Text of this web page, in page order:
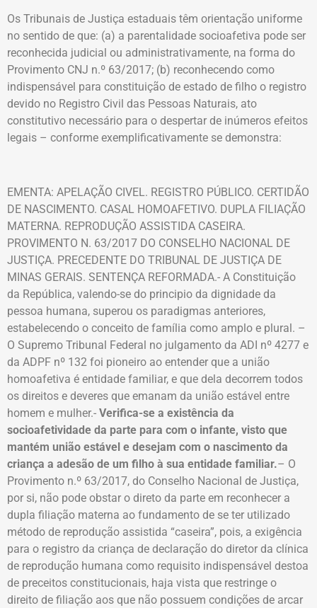
Os Tribunais de Justiça estaduais têm orientação uniforme
no sentido de que: (a) a parentalidade socioafetiva pode ser
reconhecida judicial ou administrativamente, na forma do
Provimento CNJ n.º 63/2017; (b) reconhecendo como
indispensável para constituição de estado de filho o registro
devido no Registro Civil das Pessoas Naturais, ato
constitutivo necessário para o despertar de inúmeros efeitos
legais – conforme exemplificativamente se demonstra:
EMENTA: APELAÇÃO CIVEL. REGISTRO PÚBLICO. CERTIDÃO
DE NASCIMENTO. CASAL HOMOAFETIVO. DUPLA FILIAÇÃO
MATERNA. REPRODUÇÃO ASSISTIDA CASEIRA.
PROVIMENTO N. 63/2017 DO CONSELHO NACIONAL DE
JUSTIÇA. PRECEDENTE DO TRIBUNAL DE JUSTIÇA DE
MINAS GERAIS. SENTENÇA REFORMADA.- A Constituição
da República, valendo-se do principio da dignidade da
pessoa humana, superou os paradigmas anteriores,
estabelecendo o conceito de família como amplo e plural. –
O Supremo Tribunal Federal no julgamento da ADI nº 4277 e
da ADPF nº 132 foi pioneiro ao entender que a união
homoafetiva é entidade familiar, e que dela decorrem todos
os direitos e deveres que emanam da união estável entre
homem e mulher.- Verifica-se a existência da
socioafetividade da parte para com o infante, visto que
mantém união estável e desejam com o nascimento da
criança a adesão de um filho à sua entidade familiar.– O
Provimento n.º 63/2017, do Conselho Nacional de Justiça,
por si, não pode obstar o direto da parte em reconhecer a
dupla filiação materna ao fundamento de se ter utilizado
método de reprodução assistida “caseira”, pois, a exigência
para o registro da criança de declaração do diretor da clínica
de reprodução humana como requisito indispensável destoa
de preceitos constitucionais, haja vista que restringe o
direito de filiação aos que não possuem condições de arcar